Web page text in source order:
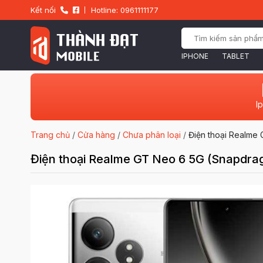
Kết nối Hotline: 0961111177
IPHONE TABLET
Trang chủ / Cửa hàng / Chưa phân loại / Điện thoại Realme
Điện thoại Realme GT Neo 6 5G